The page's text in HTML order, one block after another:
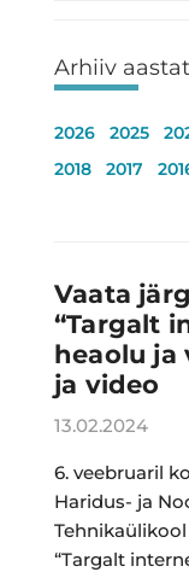
Arhiiv
2026 2025
2018
2017
Vaata
“Targalt
heaolu ja
ja video
13.02.2024
6. veebruaril
Haridus- ja
“Targalt